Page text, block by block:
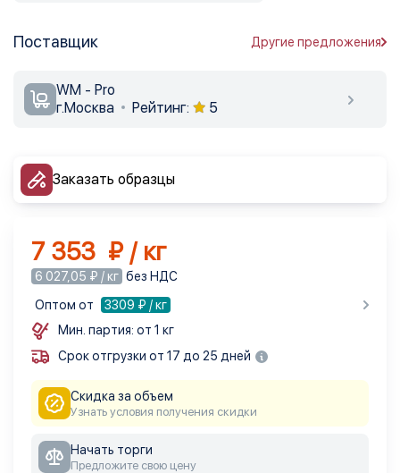
Поставщик Другие предложения
WM - Pro
г.Москва
Рейтинг: 5
Заказать образцы
7 353 ₽ / кг
6 027,05 ₽ / кг без НДС
Оптом от
3309 ₽ / кг
Мин. партия: от 1 кг
Срок отгрузки от 17 до 25 дней
Скидка за объем
Узнать условия получения скидки
Начать торги
Предложите свою цену